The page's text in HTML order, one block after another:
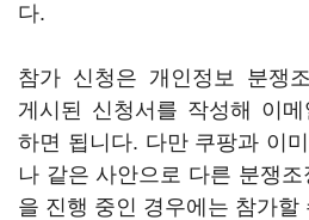
다.
참가 신청은 개인정보 분쟁
게시된 신청서를 작성해 이
하면 됩니다. 다만 쿠팡과 이
나 같은 사안으로 다른 분쟁
을 진행 중인 경우에는 참가할